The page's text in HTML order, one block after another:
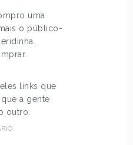
uma
o público-
links que
a gente
outro.